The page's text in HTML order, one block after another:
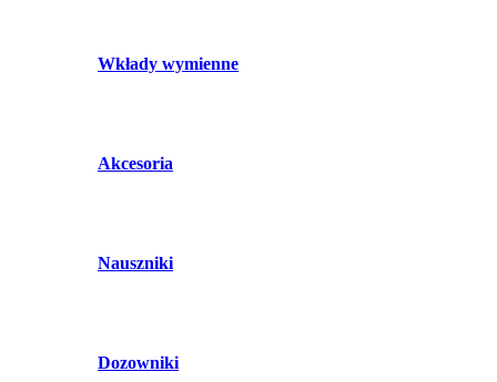
Wkłady wymienne
Akcesoria
Nauszniki
Dozowniki